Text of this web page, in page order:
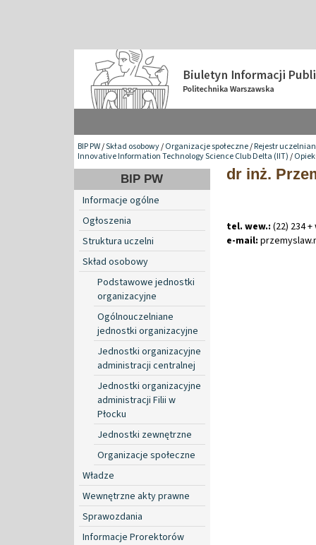
BIP PW/Skład osobowy/Organizacje społeczne/Rejestr
Innovative Information Technology Science Club Delta (IIT)/
BIP PW
Informacje ogólne
Ogłoszenia
Struktura uczelni
Skład osobowy
Podstawowe jednostki
organizacyjne
Ogólnouczelniane
jednostki organizacyjne
Jednostki organizacyjne
administracji centralnej
Jednostki organizacyjne
administracji Filii w
Płocku
Jednostki zewnętrzne
Organizacje społeczne
Władze
Wewnętrzne akty prawne
Sprawozdania
Informacje Prorektorów
dr inż.
tel. wew.: (22) 234
e-mail: przemyslaw.